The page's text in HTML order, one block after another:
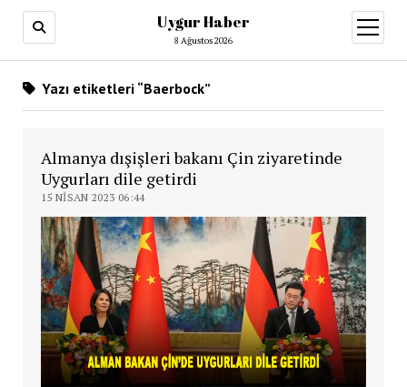
Uygur Haber
8 Ağustos 2026
aç
Yazı etiketleri “Baerbock”
Almanya dışişleri bakanı Çin ziyaretinde
Uygurları dile getirdi
15 NISAN 2023 06:44